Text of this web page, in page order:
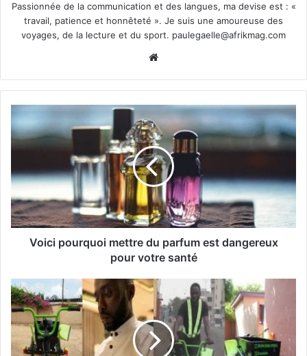
Passionnée de la communication et des langues, ma devise est : «
travail, patience et honnêteté ». Je suis une amoureuse des
voyages, de la lecture et du sport. paulegaelle@afrikmag.com
Voici pourquoi mettre du parfum est dangereux
pour votre santé